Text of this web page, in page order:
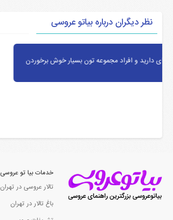
نظر دیگران درباره بیاتو عروسی
خدمات بیا تو عروسی
تالار عروسی در تهران
باغ تالار در تهران